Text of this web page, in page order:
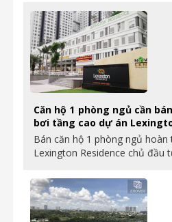
Căn hộ 1 phòng ngủ cần
bơi tầng cao dự án
Bán căn hộ 1 phòng ngủ
Lexington Residence chủ đầu